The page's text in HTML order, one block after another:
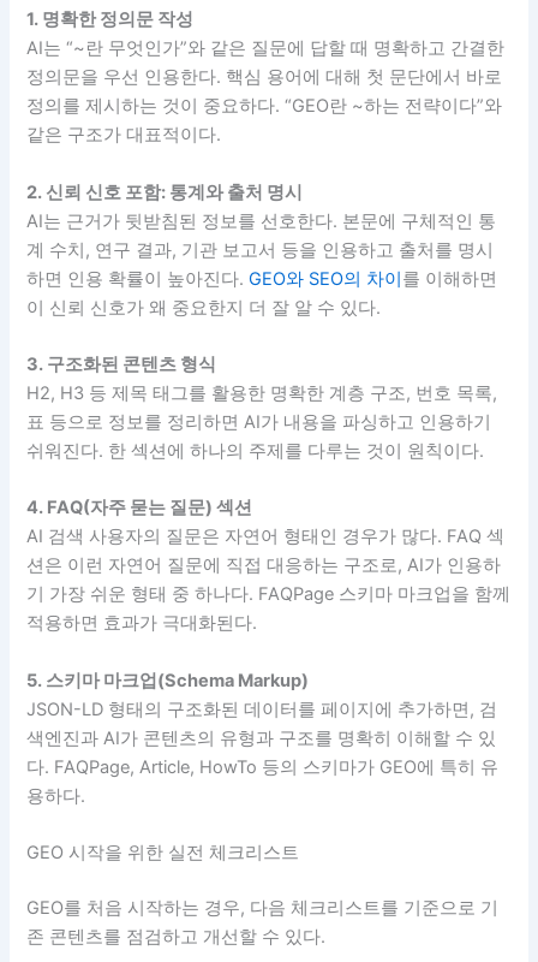
1. 명확한 정의문 작성
AI는 “~란 무엇인가”와 같은 질문에 답할 때 명확하고 간결한
정의문을 우선 인용한다. 핵심 용어에 대해 첫 문단에서 바로
정의를 제시하는 것이 중요하다. “GEO란 ~하는 전략이다”와
같은 구조가 대표적이다.
2. 신뢰 신호 포함: 통계와 출처 명시
AI는 근거가 뒷받침된 정보를 선호한다. 본문에 구체적인 통
계 수치, 연구 결과, 기관 보고서 등을 인용하고 출처를 명시
하면 인용 확률이 높아진다.GEO와 SEO의 차이를 이해하면
이 신뢰 신호가 왜 중요한지 더 잘 알 수 있다.
3. 구조화된 콘텐츠 형식
H2, H3 등 제목 태그를 활용한 명확한 계층 구조, 번호 목록,
표 등으로 정보를 정리하면 AI가 내용을 파싱하고 인용하기
쉬워진다. 한 섹션에 하나의 주제를 다루는 것이 원칙이다.
4. FAQ(자주 묻는 질문) 섹션
AI 검색 사용자의 질문은 자연어 형태인 경우가 많다. FAQ 섹
션은 이런 자연어 질문에 직접 대응하는 구조로, AI가 인용하
기 가장 쉬운 형태 중 하나다. FAQPage 스키마 마크업을 함께
적용하면 효과가 극대화된다.
5. 스키마 마크업(Schema Markup)
JSON-LD 형태의 구조화된 데이터를 페이지에 추가하면, 검
색엔진과 AI가 콘텐츠의 유형과 구조를 명확히 이해할 수 있
다. FAQPage, Article, HowTo 등의 스키마가 GEO에 특히 유
용하다.
GEO 시작을 위한 실전 체크리스트
GEO를 처음 시작하는 경우, 다음 체크리스트를 기준으로 기
존 콘텐츠를 점검하고 개선할 수 있다.